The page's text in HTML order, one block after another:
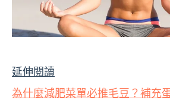
延伸閱讀
為什麼減肥菜單必推毛豆？補充